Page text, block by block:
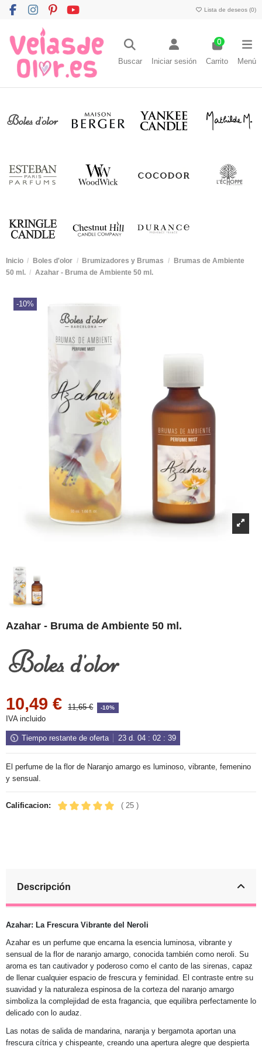
Lista de deseos (0)
Buscar Iniciar sesión
0
Carrito Menú
Inicio Boles d'olor Brumizadores y Brumas
Brumas de Ambiente
50 ml.
Azahar - Bruma de Ambiente 50 ml.
-10%
Azahar - Bruma de Ambiente 50 ml.
10,49 € 11,65 € -10%
IVA incluido
Tiempo restante de oferta 23d. 04: 02: 38
El perfume de la flor de Naranjo amargo es luminoso, vibrante, femenino
y sensual.
Calificacion: ( 25 )
Descripción
Azahar: La Frescura Vibrante del Neroli
Azahar es un perfume que encarna la esencia luminosa, vibrante y
sensual de la flor de naranjo amargo, conocida también como neroli. Su
aroma es tan cautivador y poderoso como el canto de las sirenas, capaz
de llenar cualquier espacio de frescura y feminidad. El contraste entre su
suavidad y la naturaleza espinosa de la corteza del naranjo amargo
simboliza la complejidad de esta fragancia, que equilibra perfectamente lo
delicado con lo audaz.
Las notas de salida de mandarina, naranja y bergamota aportan una
frescura cítrica y chispeante, creando una apertura alegre que despierta